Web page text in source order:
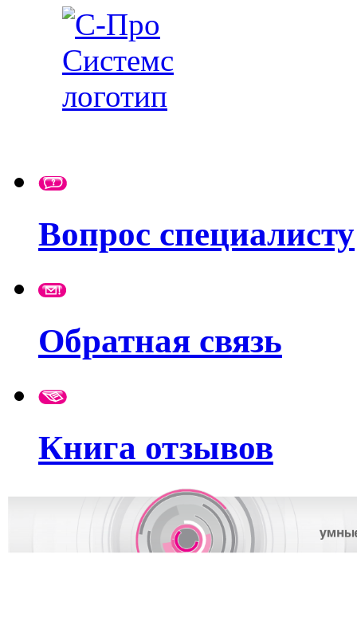
Вопрос специалисту
Обратная связь
Книга отзывов